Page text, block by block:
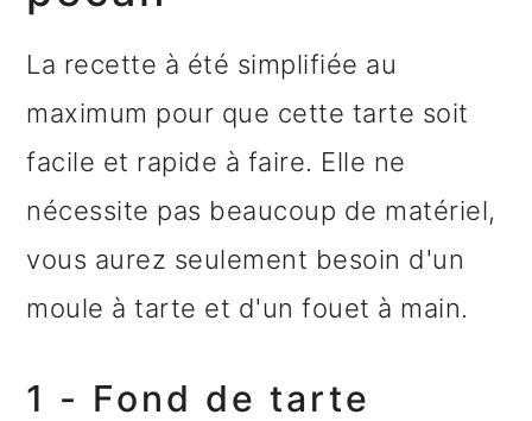
La recette à été simplifiée au
maximum pour que cette tarte soit
facile et rapide à faire. Elle ne
nécessite pas beaucoup de matériel,
vous aurez seulement besoin d'un
moule à tarte et d'un fouet à main.
1 - Fond de tarte